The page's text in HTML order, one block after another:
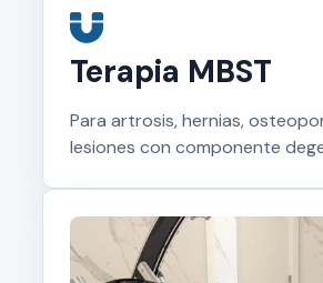
Terapia MBST
Para artrosis, hernias,
lesiones con componente